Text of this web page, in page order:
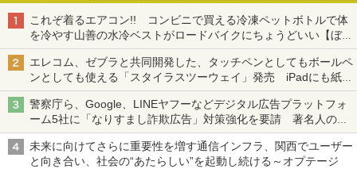
これぞ着るエアコン!! コンビニで買える冷凍ペットボトルで体
を冷やす山善の水冷ベストがロードバイクにちょうどいい【ぼっ
ち・ざ・ろーど！その14】【空いた時間でなにしてる？】
エレコム、ゼブラと共同開発した、タッチペンとしてもボールペ
ンとしても使える「スタイラスツーウェイ」発売 iPadにも紙に
も、持ち替えずに書き込める
警察庁ら、Google、LINEヤフーなどデジタル広告プラットフォ
ーム5社に「なりすまし詐欺広告」対策強化を要請 著名人の写
真や映像を使った投資詐欺などへの対策として
未来に向けてさらに重要性を増す通信インフラ、関西でユーザー
と向き合い、社会の“あたらしい”を起動し続ける～オプテージ